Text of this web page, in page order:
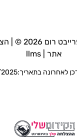
2026 © |
אתר |
llms
בתאריך:19/08/2025